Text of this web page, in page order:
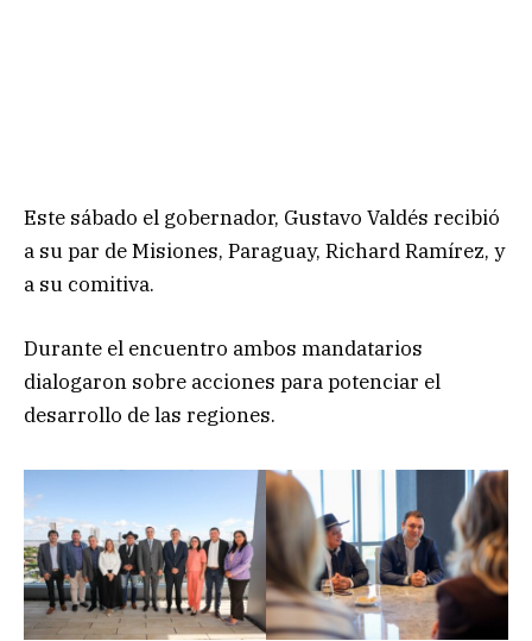
Este sábado el gobernador, Gustavo Valdés recibió
a su par de Misiones, Paraguay, Richard Ramírez, y
a su comitiva.
Durante el encuentro ambos mandatarios
dialogaron sobre acciones para potenciar el
desarrollo de las regiones.